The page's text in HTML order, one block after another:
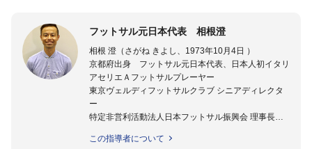
フットサル元日本代表 相根澄
相根 澄（さがね きよし、1973年10月4日 ）
京都府出身 フットサル元日本代表、日本人初イタリ
アセリエＡフットサルプレーヤー
東京ヴェルディフットサルクラブ シニアディレクタ
ー
特定非営利活動法人日本フットサル振興会 理事長
2008年- 2009年 フットサル日本代表テクニカルスタ
この指導者について